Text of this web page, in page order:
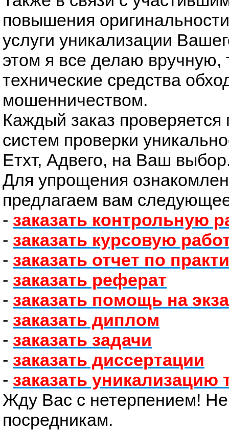
повышения
услуги уникализации
этом я все делаю вручную,
технические средства
мошенничеством.
Каждый заказ проверяется
систем проверки
Етхт, Адвего, на Ваш
Для упрощения
предлагаем вам
- заказать контрольную
- заказать курсовую
- заказать отчет по
- заказать реферат
- заказать помощь на
- заказать диплом
- заказать задачи
- заказать диссертации
- заказать уникализацию
Жду Вас с нетерпением!
посредникам.